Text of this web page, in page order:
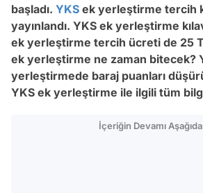
başladı. YKS ek yerleştirme tercih
yayınlandı. YKS ek yerleştirme
ek yerleştirme tercih ücreti de 25
ek yerleştirme ne zaman bitecek?
yerleştirmede baraj puanları
YKS ek yerleştirme ile ilgili tüm
İçeriğin Devamı Aşağıda